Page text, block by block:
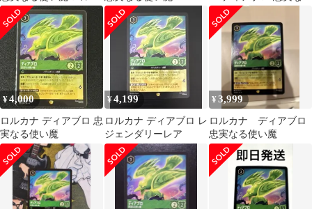
ナ
使い魔
¥4,000
ロルカナ ディアブロ 忠
実なる使い魔
¥4,199
ロルカナ ディアブロ レ
ジェンダリーレア
¥3,999
ロルカナ ディアブロ
忠実なる使い魔